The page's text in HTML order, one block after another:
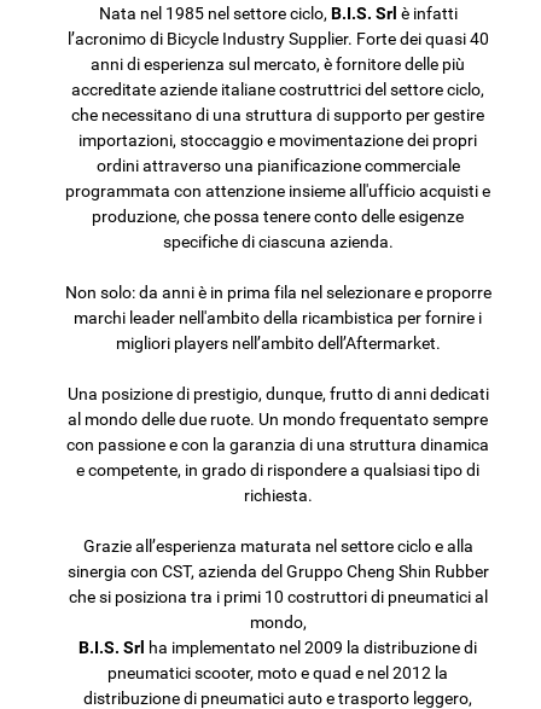
Nata nel 1985 nel settore ciclo, B.I.S. Srl è infatti
l’acronimo di Bicycle Industry Supplier. Forte dei quasi 40
anni di esperienza sul mercato, è fornitore delle più
accreditate aziende italiane costruttrici del settore ciclo,
che necessitano di una struttura di supporto per gestire
importazioni, stoccaggio e movimentazione dei propri
ordini attraverso una pianificazione commerciale
programmata con attenzione insieme all'ufficio acquisti e
produzione, che possa tenere conto delle esigenze
specifiche di ciascuna azienda.
Non solo: da anni è in prima fila nel selezionare e proporre
marchi leader nell'ambito della ricambistica per fornire i
migliori players nell’ambito dell’Aftermarket.
Una posizione di prestigio, dunque, frutto di anni dedicati
al mondo delle due ruote. Un mondo frequentato sempre
con passione e con la garanzia di una struttura dinamica
e competente, in grado di rispondere a qualsiasi tipo di
richiesta.
Grazie all’esperienza maturata nel settore ciclo e alla
sinergia con CST, azienda del Gruppo Cheng Shin Rubber
che si posiziona tra i primi 10 costruttori di pneumatici al
mondo,
B.I.S. Srl ha implementato nel 2009 la distribuzione di
pneumatici scooter, moto e quad e nel 2012 la
distribuzione di pneumatici auto e trasporto leggero,